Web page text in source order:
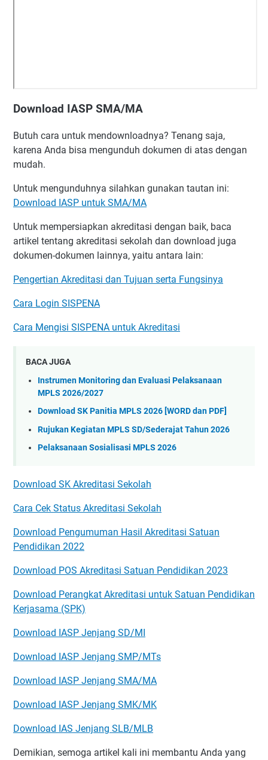
Download IASP SMA/MA
Butuh cara untuk mendownloadnya? Tenang saja,
karena Anda bisa mengunduh dokumen di atas dengan
mudah.
Untuk mengunduhnya silahkan gunakan tautan ini:
Download IASP untuk SMA/MA
Untuk mempersiapkan akreditasi dengan baik, baca
artikel tentang akreditasi sekolah dan download juga
dokumen-dokumen lainnya, yaitu antara lain:
Pengertian Akreditasi dan Tujuan serta Fungsinya
Cara Login SISPENA
Cara Mengisi SISPENA untuk Akreditasi
BACA JUGA
Instrumen Monitoring dan Evaluasi Pelaksanaan
MPLS 2026/2027
Download SK Panitia MPLS 2026 [WORD dan PDF]
Rujukan Kegiatan MPLS SD/Sederajat Tahun 2026
Pelaksanaan Sosialisasi MPLS 2026
Download SK Akreditasi Sekolah
Cara Cek Status Akreditasi Sekolah
Download Pengumuman Hasil Akreditasi Satuan
Pendidikan 2022
Download POS Akreditasi Satuan Pendidikan 2023
Download Perangkat Akreditasi untuk Satuan Pendidikan
Kerjasama (SPK)
Download IASP Jenjang SD/MI
Download IASP Jenjang SMP/MTs
Download IASP Jenjang SMA/MA
Download IASP Jenjang SMK/MK
Download IAS Jenjang SLB/MLB
Demikian, semoga artikel kali ini membantu Anda yang